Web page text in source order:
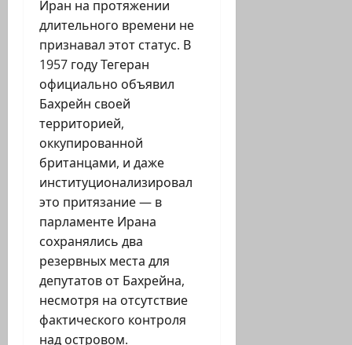
Иран на протяжении
длительного времени не
признавал этот статус. В
1957 году Тегеран
официально объявил
Бахрейн своей
территорией,
оккупированной
британцами, и даже
институционализировал
это притязание — в
парламенте Ирана
сохранялись два
резервных места для
депутатов от Бахрейна,
несмотря на отсутствие
фактического контроля
над островом.